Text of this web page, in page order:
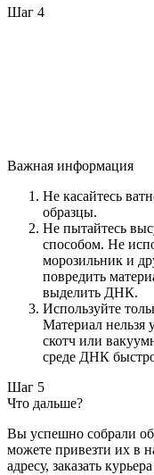
Шаг 4
Важная информация
Не касайтесь
образцы.
Не пытайтесь
способом. Не
морозильник и
повредить
выделить ДНК.
Используйте
Материал нельзя
скотч или
среде ДНК
Шаг 5
Что дальше?
Вы успешно собрали
можете привезти их в
адресу, заказать